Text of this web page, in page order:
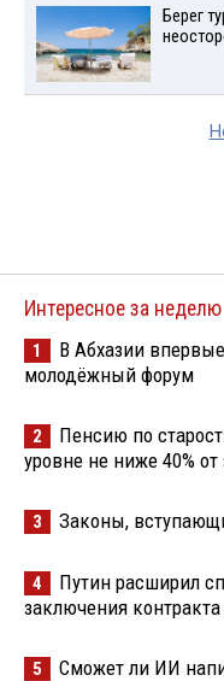
Берег
Интересное за неделю
1
В Абхазии
молодёжный форум
2
Пенсию по
уровне не ниже 40% от
3 Законы,
4
Путин расширил
заключения
5 Сможет ли ИИ